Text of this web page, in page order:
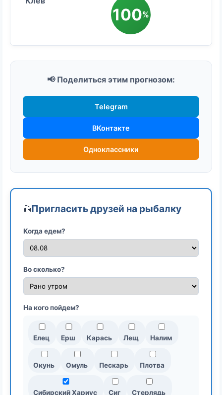
100%
📢 Поделиться этим прогнозом:
Telegram
ВКонтакте
Одноклассники
🎣Пригласить друзей на рыбалку
Когда едем?
Во сколько?
На кого пойдем?
Елец Ерш Карась Лещ Налим
Окунь Омуль Пескарь Плотва
Сибирский Хариус Сиг Стерлядь